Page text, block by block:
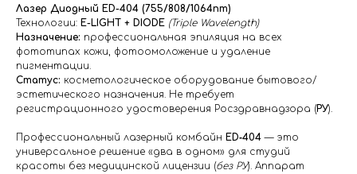
Лазер Диодный ED-404 (755/808/1064nm)
Технологии: E-LIGHT + DIODE (Triple Wavelength)
Назначение: профессиональная эпиляция на всех
фототипах кожи, фотоомоложение и удаление
пигментации.
Статус: косметологическое оборудование бытового/
эстетического назначения. Не требует
регистрационного удостоверения Росздравнадзора (РУ).
Профессиональный лазерный комбайн ED‑404 — это
универсальное решение «два в одном» для студий
красоты без медицинской лицензии (без РУ). Аппарат